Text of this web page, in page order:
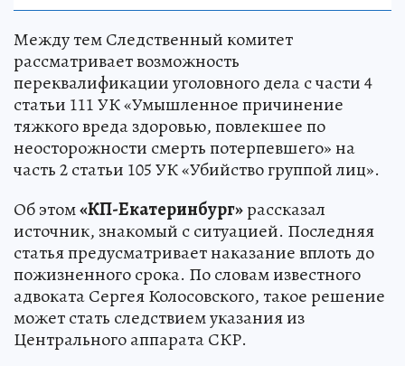
Между тем Следственный комитет
рассматривает возможность
переквалификации уголовного дела с части 4
статьи 111 УК «Умышленное причинение
тяжкого вреда здоровью, повлекшее по
неосторожности смерть потерпевшего» на
часть 2 статьи 105 УК «Убийство группой лиц».
Об этом«КП-Екатеринбург»рассказал
источник, знакомый с ситуацией. Последняя
статья предусматривает наказание вплоть до
пожизненного срока. По словам известного
адвоката Сергея Колосовского, такое решение
может стать следствием указания из
Центрального аппарата СКР.